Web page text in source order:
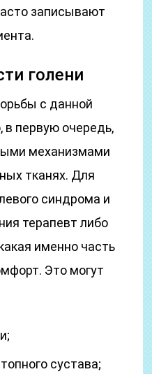
записывают
голени
с данной
в первую очередь,
механизмами
тканях. Для
синдрома и
терапевт либо
именно часть
Это могут
сустава;